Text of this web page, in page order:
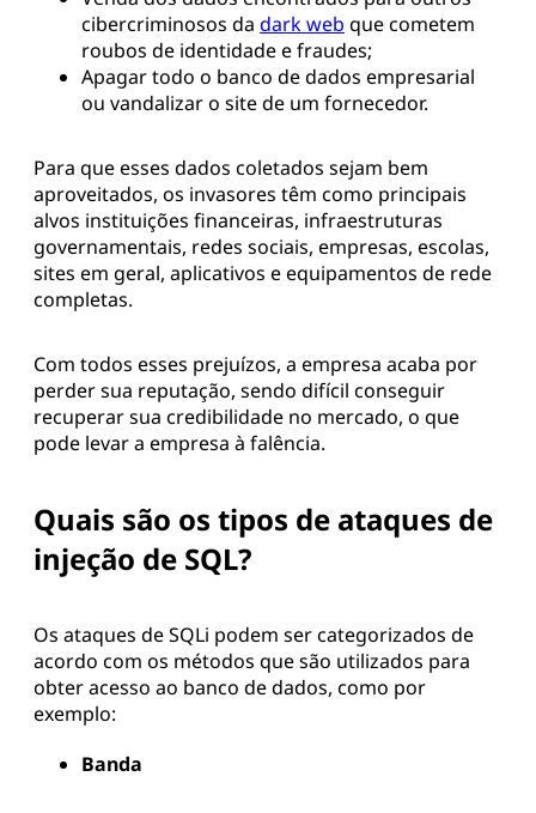
cibercriminosos da dark web que cometem
roubos de identidade e fraudes;
Apagar todo o banco de dados empresarial
ou vandalizar o site de um fornecedor.
Para que esses dados coletados sejam bem
aproveitados, os invasores têm como principais
alvos instituições financeiras, infraestruturas
governamentais, redes sociais, empresas, escolas,
sites em geral, aplicativos e equipamentos de rede
completas.
Com todos esses prejuízos, a empresa acaba por
perder sua reputação, sendo difícil conseguir
recuperar sua credibilidade no mercado, o que
pode levar a empresa à falência.
Quais são os tipos de ataques de
injeção de SQL?
Os ataques de SQLi podem ser categorizados de
acordo com os métodos que são utilizados para
obter acesso ao banco de dados, como por
exemplo:
Banda